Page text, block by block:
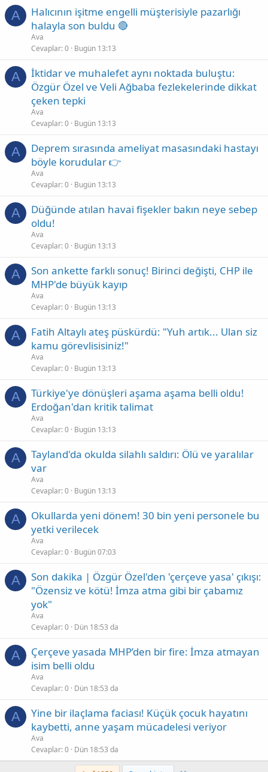
A
Halıcının işitme engelli müşterisiyle pazarlığı
halayla son buldu 🔴
Ava
Cevaplar 0 Bugün 13:13
A
İktidar ve muhalefet aynı noktada buluştu:
Özgür Özel ve Veli Ağbaba fezlekelerinde dikkat
çeken tepki
Ava
Cevaplar 0 Bugün 13:13
A
Deprem sırasında ameliyat masasındaki hastayı
böyle korudular 👉
Ava
Cevaplar 0 Bugün 13:13
A
Düğünde atılan havai fişekler bakın neye sebep
oldu!
Ava
Cevaplar 0 Bugün 13:13
A
Son ankette farklı sonuç! Birinci değişti, CHP ile
MHP'de büyük kayıp
Ava
Cevaplar 0 Bugün 13:13
A
Fatih Altaylı ateş püskürdü: "Yuh artık... Ulan siz
kamu görevlisisiniz!"
Ava
Cevaplar 0 Bugün 13:13
A
Türkiye'ye dönüşleri aşama aşama belli oldu!
Erdoğan'dan kritik talimat
Ava
Cevaplar 0 Bugün 13:13
A
Tayland'da okulda silahlı saldırı: Ölü ve yaralılar
var
Ava
Cevaplar 0 Bugün 13:13
A
Okullarda yeni dönem! 30 bin yeni personele bu
yetki verilecek
Ava
Cevaplar 0 Bugün 07:03
A
Son dakika | Özgür Özel'den 'çerçeve yasa' çıkışı:
"Özensiz ve kötü! İmza atma gibi bir çabamız
yok"
Ava
Cevaplar 0 Dün 18:53 da
A
Çerçeve yasada MHP’den bir fire: İmza atmayan
isim belli oldu
Ava
Cevaplar 0 Dün 18:53 da
A
Yine bir ilaçlama faciası! Küçük çocuk hayatını
kaybetti, anne yaşam mücadelesi veriyor
Ava
Cevaplar 0 Dün 18:53 da